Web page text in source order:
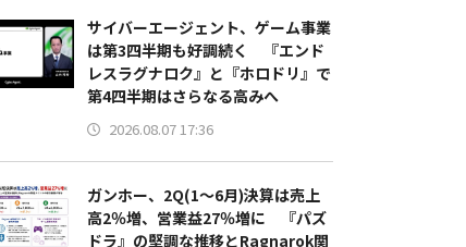
サイバーエージェント、ゲーム事業
は第3四半期も好調続く 『エンド
レスラグナロク』と『ホロドリ』で
第4四半期はさらなる高みへ
2026.08.07 17:36
ガンホー、2Q(1～6月)決算は売上
高2％増、営業益27％増に 『パズ
ドラ』の堅調な推移とRagnarok関